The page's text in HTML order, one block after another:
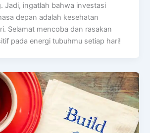
Jadi, ingatlah bahwa investasi
depan adalah kesehatan
Selamat mencoba dan rasakan
pada energi tubuhmu setiap hari!